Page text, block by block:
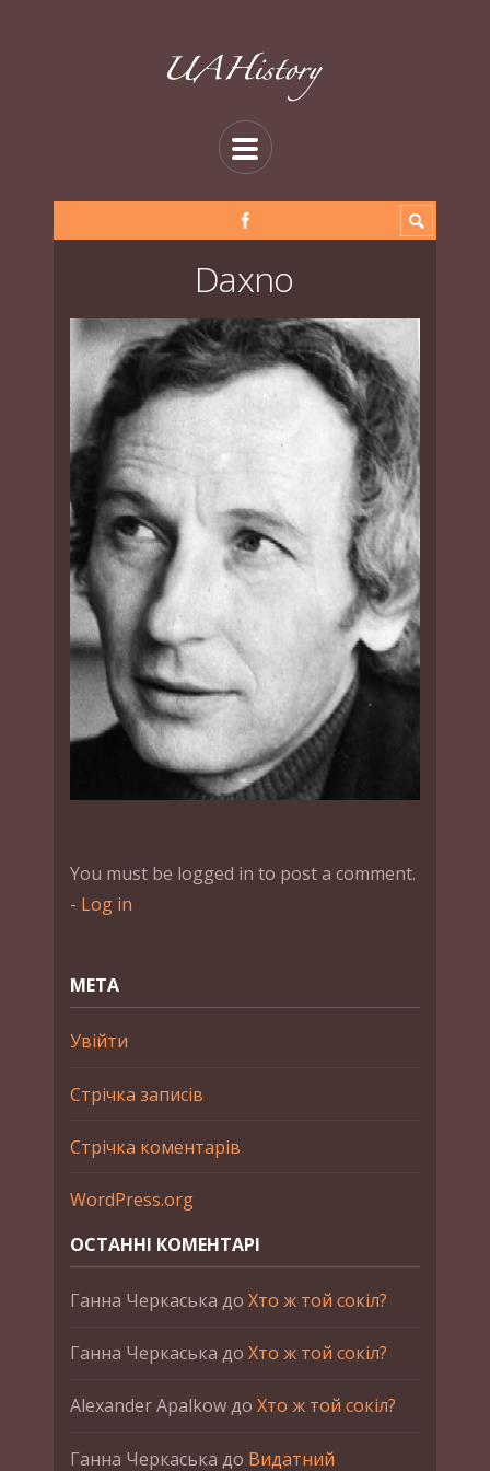
Daxno
You must be logged in to post a comment.
- Log in
МЕТА
Увійти
Стрічка записів
Стрічка коментарів
WordPress.org
ОСТАННІ КОМЕНТАРІ
Ганна Черкаська до Хто ж той сокіл?
Ганна Черкаська до Хто ж той сокіл?
Alexander Apalkowдо Хто ж той сокіл?
Ганна Черкаська до Видатний